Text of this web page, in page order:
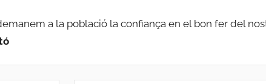
a la població la confiança en el bon fer del